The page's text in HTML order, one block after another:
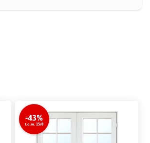
-43%
t.o.m. 15/8